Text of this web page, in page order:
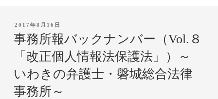
投
稿
日:
2017年8月16日
事務所報バックナンバー（Vol.８
「改正個人情報法保護法」）～
いわきの弁護士・磐城総合法律
事務所～